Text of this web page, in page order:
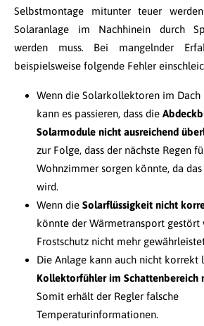
Selbstmontage mitunter teuer
Solaranlage im Nachhinein durch
werden muss. Bei mangelnder
beispielsweise folgende Fehler
Wenn die Solarkollektoren im
kann es passieren, dass die
Solarmodule nicht ausreichend
zur Folge, dass der nächste Regen
Wohnzimmer sorgen könnte, da
wird.
Wenn die Solarflüssigkeit nicht
könnte der Wärmetransport gestört
Frostschutz nicht mehr
Die Anlage kann auch nicht korrekt
Kollektorfühler im Schattenbereich
Somit erhält der Regler falsche
Temperaturinformationen.